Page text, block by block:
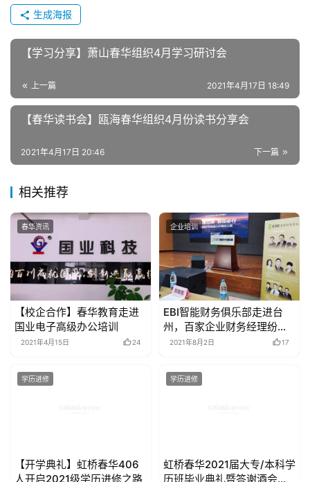
生成海报
【学习分享】萧山春华组织4月学习研讨会
上一篇 2021年4月17日 18:49
【春华读书会】瓯海春华组织4月份读书分享会
下一篇
2021年4月17日 20:46
相关推荐
春华资讯
【校企合作】春华教育走进
国业电子高级办公培训
2021年4月15日 24
企业培训
EBI智能财务俱乐部走进台
州，百家企业财务经理纷至
沓来
2021年8月2日 17
学历进修
【开学典礼】虹桥春华406
人开启2021级学历进修之路
学历进修
虹桥春华2021届大专/本科学
历班毕业典礼暨答谢酒会隆